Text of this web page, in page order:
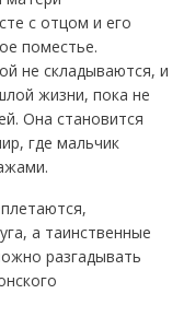
с отцом и его
поместье.
не складываются, и
жизни, пока не
Она становится
где мальчик
а таинственные
разгадывать